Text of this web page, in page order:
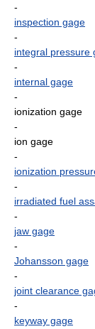
-
inspection gage
-
integral pressure
-
internal gage
-
ionization gage
-
ion gage
-
ionization
-
irradiated fuel
-
jaw gage
-
Johansson gage
-
joint clearance
-
keyway gage